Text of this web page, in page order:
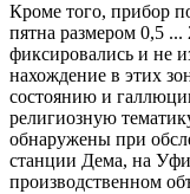
Кроме того, прибор
пятна размером 0,5
фиксировались и не
нахождение в этих
состоянию и
религиозную
обнаружены при
станции Дема, на
производственном